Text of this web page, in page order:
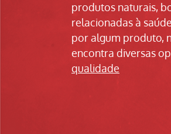
produtos naturais,
relacionadas à
por algum produto,
encontra diversas
qualidade